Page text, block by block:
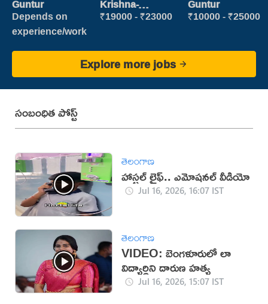
Guntur
Depends on
experience/work
Executive
Krishna-
vijayawada
₹19000 - ₹23000
Guntur
₹10000 - ₹25000
Explore more jobs
సంబంధిత పోస్ట్
తెలంగాణ
హాస్టల్ లైఫ్.. ఎమోషనల్ వీడియో
Jul 16, 2026, 16:07 IST
తెలంగాణ
VIDEO: బెంగళూరులో లా
విద్యార్థిని దారుణ హత్య
Jul 16, 2026, 15:07 IST